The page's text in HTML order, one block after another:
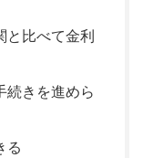
比べて金利
きを進めら
る